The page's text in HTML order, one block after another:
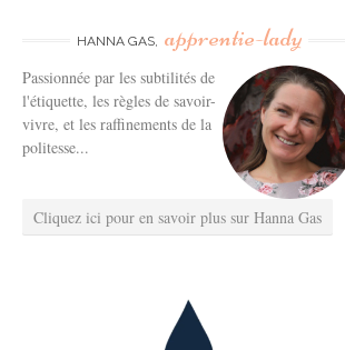
HANNA GAS, apprentie-lady
Passionnée par les subtilités de
l'étiquette, les règles de savoir-
vivre, et les raffinements de la
politesse...
Cliquez ici pour en savoir plus sur Hanna Gas